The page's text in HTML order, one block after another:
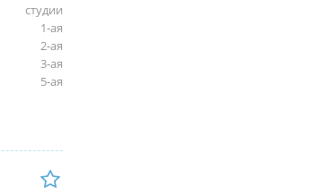
студии
1-ая
2-ая
3-ая
5-ая